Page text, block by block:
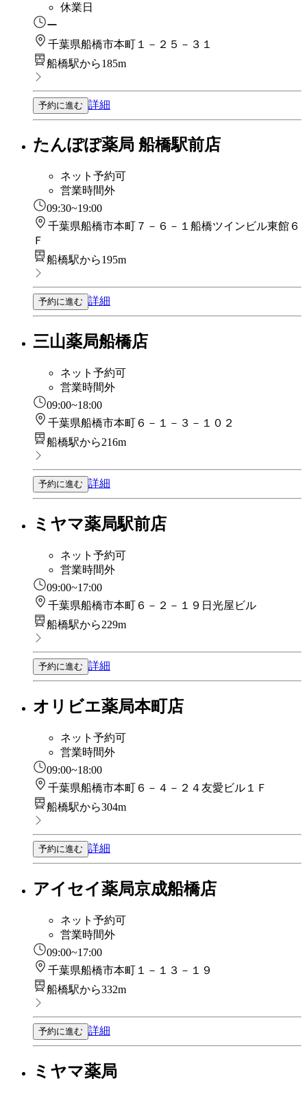
休業日
ー
千葉県船橋市本町１－２５－３１
船橋駅から185m
予約に進む 詳細
たんぽぽ薬局 船橋駅前店
ネット予約可
営業時間外
09:30~19:00
千葉県船橋市本町７－６－１船橋ツインビル東館６
Ｆ
船橋駅から195m
予約に進む 詳細
三山薬局船橋店
ネット予約可
営業時間外
09:00~18:00
千葉県船橋市本町６－１－３－１０２
船橋駅から216m
予約に進む 詳細
ミヤマ薬局駅前店
ネット予約可
営業時間外
09:00~17:00
千葉県船橋市本町６－２－１９日光屋ビル
船橋駅から229m
予約に進む 詳細
オリビエ薬局本町店
ネット予約可
営業時間外
09:00~18:00
千葉県船橋市本町６－４－２４友愛ビル１Ｆ
船橋駅から304m
予約に進む 詳細
アイセイ薬局京成船橋店
ネット予約可
営業時間外
09:00~17:00
千葉県船橋市本町１－１３－１９
船橋駅から332m
予約に進む 詳細
ミヤマ薬局